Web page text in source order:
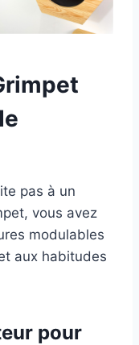
pas à un
vous avez
modulables
aux habitudes
pour